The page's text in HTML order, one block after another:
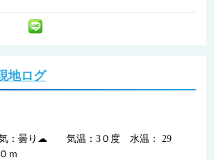
地ログ
気：曇り☁ 気温：3０度 水温： 29
ｍ